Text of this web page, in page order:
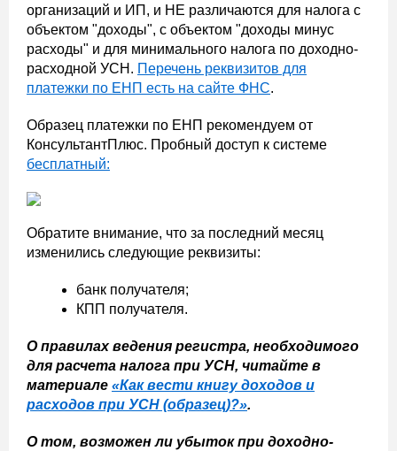
организаций и ИП, и НЕ различаются для налога с
объектом "доходы", с объектом "доходы минус
расходы" и для минимального налога по доходно-
расходной УСН. Перечень реквизитов для
платежки по ЕНП есть на сайте ФНС.
Образец платежки по ЕНП рекомендуем от
КонсультантПлюс. Пробный доступ к системе
бесплатный:
Обратите внимание, что за последний месяц
изменились следующие реквизиты:
банк получателя;
КПП получателя.
О правилах ведения регистра, необходимого
для расчета налога при УСН, читайте в
материале «Как вести книгу доходов и
расходов при УСН (образец)?».
О том, возможен ли убыток при доходно-